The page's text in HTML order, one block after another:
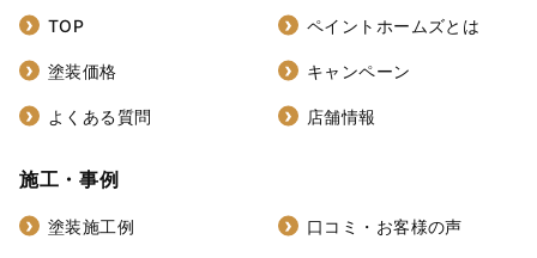
TOP ペイントホームズとは
塗装価格 キャンペーン
よくある質問 店舗情報
施工・事例
塗装施工例 口コミ・お客様の声